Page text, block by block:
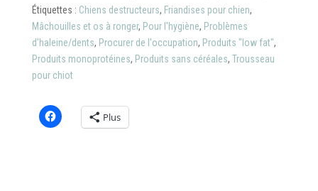
veau
Étiquettes : Chiens destructeurs, Friandises pour chien,
Mâchouilles et os à ronger, Pour l'hygiène, Problèmes
d'haleine/dents, Procurer de l'occupation, Produits "low fat",
Produits monoprotéines, Produits sans céréales, Trousseau
pour chiot
Plus